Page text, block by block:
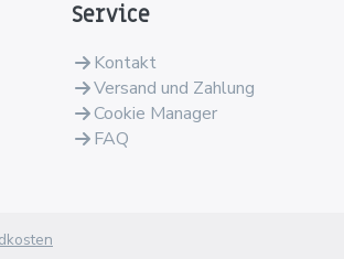
Service
Kontakt
Versand und Zahlung
Cookie Manager
FAQ